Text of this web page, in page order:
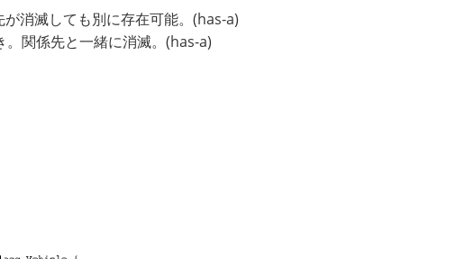
消滅しても別に存在可能。(has-a)
。関係先と一緒に消滅。(has-a)